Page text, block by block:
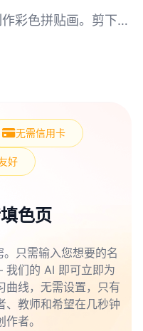
让丹迪的世界栩栩如
新故事者的热门选
的颜色，如银色、金
和老师可以鼓励孩子
世界填色活动更加富
彩色拼贴画。剪下不
可爱的书签。
页，内侧写上祝福
礼物。
冰棒棍上，孩子们可
包装增添个人风格和
无需信用卡
好
色页
只需输入您想要的名
我们的 AI 即可立即为
曲线，无需设置，只有
、教师和希望在几秒钟
者。